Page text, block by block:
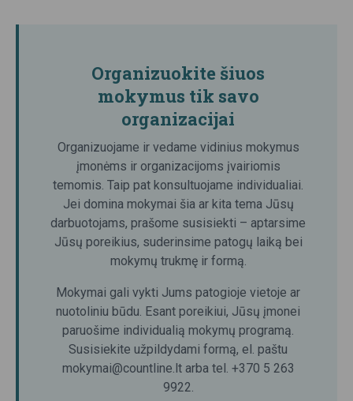
Organizuokite šiuos
mokymus tik savo
organizacijai
Organizuojame ir vedame vidinius mokymus
įmonėms ir organizacijoms įvairiomis
temomis. Taip pat konsultuojame individualiai.
Jei domina mokymai šia ar kita tema Jūsų
darbuotojams, prašome susisiekti – aptarsime
Jūsų poreikius, suderinsime patogų laiką bei
mokymų trukmę ir formą.
Mokymai gali vykti Jums patogioje vietoje ar
nuotoliniu būdu. Esant poreikiui, Jūsų įmonei
paruošime individualią mokymų programą.
Susisiekite užpildydami formą, el. paštu
mokymai@countline.lt arba tel. +370 5 263
9922.